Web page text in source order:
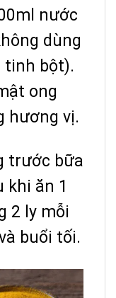
nước
dùng
tinh bột).
ong
hương vị.
trước bữa
khi ăn 1
2 ly mỗi
buổi tối.